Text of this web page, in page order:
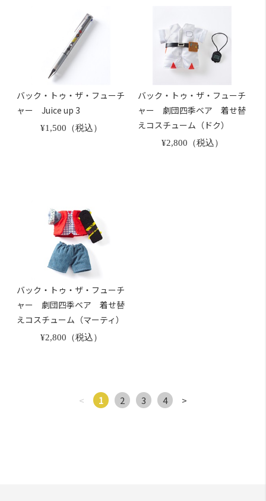
バック・トゥ・ザ・フューチ
ャー Juice up 3
¥1,500（税込）
バック・トゥ・ザ・フューチ
ャー 劇団四季ベア 着せ替
えコスチューム（ドク）
¥2,800（税込）
バック・トゥ・ザ・フューチ
ャー 劇団四季ベア 着せ替
えコスチューム（マーティ）
¥2,800（税込）
< 1 2 3 4 >